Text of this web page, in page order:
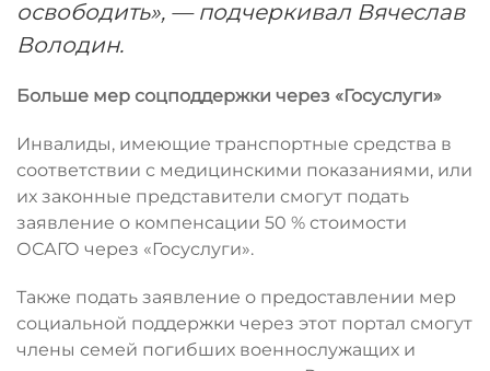
освободить», — подчеркивал Вячеслав
Володин.
Больше мер соцподдержки через «Госуслуги»
Инвалиды, имеющие транспортные средства в
соответствии с медицинскими показаниями, или
их законные представители смогут подать
заявление о компенсации 50 % стоимости
ОСАГО через «Госуслуги».
Также подать заявление о предоставлении мер
социальной поддержки через этот портал смогут
члены семей погибших военнослужащих и